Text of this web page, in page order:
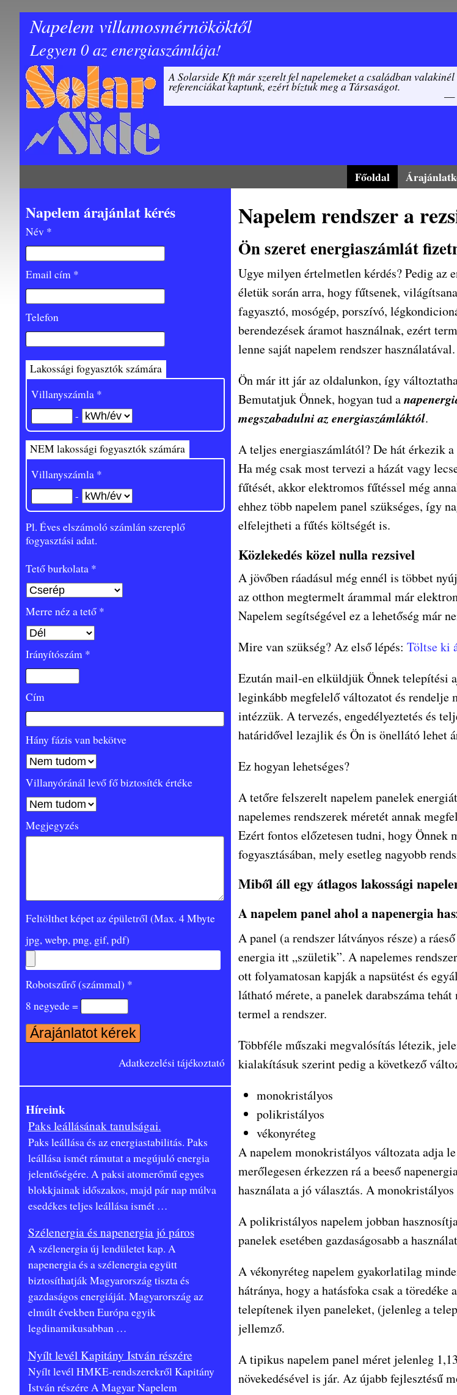
Napelem villamosmérnököktől
Legyen 0 az energiaszámlája!
A Solarside Kft már szerelt fel napelemeket a családban
referenciákat kaptunk, ezért bíztuk meg a Társaságot.
—
Főoldal
Napelem rendszer a
Ön szeret energiaszámlát
Ugye milyen értelmetlen kérdés? Pedig az
életük során arra, hogy fűtsenek,
fagyasztó, mosógép, porszívó,
berendezések áramot használnak, ezért
lenne saját napelem rendszer használatával.
Ön már itt jár az oldalunkon, így
Bemutatjuk Önnek, hogyan tud a
megszabadulni az energiaszámláktól.
A teljes energiaszámlától? De hát érkezik
Ha még csak most tervezi a házát vagy
fűtését, akkor elektromos fűtéssel még
ehhez több napelem panel szükséges, így
elfelejtheti a fűtés költségét is.
Közlekedés közel nulla rezsivel
A jövőben ráadásul még ennél is többet
az otthon megtermelt árammal már
Napelem segítségével ez a lehetőség már
Mire van szükség? Az első lépés:Töltse ki
Ezután mail-en elküldjük Önnek telepítési
leginkább megfelelő változatot és rendelje
intézzük. A tervezés, engedélyeztetés és
határidővel lezajlik és Ön is önellátó lehet
Ez hogyan lehetséges?
A tetőre felszerelt napelem panelek
napelemes rendszerek méretét annak
Ezért fontos előzetesen tudni, hogy Önnek
fogyasztásában, mely esetleg nagyobb
Miből áll egy átlagos lakossági
A napelem panel ahol a napenergia
A panel (a rendszer látványos része) a
energia itt „születik”. A napelemes
ott folyamatosan kapják a napsütést és
látható mérete, a panelek darabszáma
termel a rendszer.
Többféle műszaki megvalósítás létezik,
kialakításuk szerint pedig a következő
monokristályos
polikristályos
vékonyréteg
A napelem monokristályos változata adja
merőlegesen érkezzen rá a beeső
használata a jó választás. A
A polikristályos napelem jobban
panelek esetében gazdaságosabb a
A vékonyréteg napelem gyakorlatilag
hátránya, hogy a hatásfoka csak a
telepítenek ilyen paneleket, (jelenleg a
jellemző.
A tipikus napelem panel méret jelenleg
növekedésével is jár. Az újabb fejlesztésű
Napelem árajánlat kérés
Név *
Email cím *
Telefon
Lakossági fogyasztók számára
Villanyszámla *
-
NEM lakossági fogyasztók számára
Villanyszámla *
-
Pl. Éves elszámoló számlán szereplő
fogyasztási adat.
Tető burkolata *
Merre néz a tető *
Irányítószám *
Cím
Hány fázis van bekötve
Villanyóránál levő fő biztosíték értéke
Megjegyzés
Feltölthet képet az épületről (Max. 4 Mbyte
jpg, webp, png, gif, pdf)
Robotszűrő (számmal) *
8 negyede =
Adatkezelési tájékoztató
Híreink
Paks leállásának tanulságai.
Paks leállása és az energiastabilitás. Paks
leállása ismét rámutat a megújuló energia
jelentőségére. A paksi atomerőmű egyes
blokkjainak időszakos, majd pár nap múlva
esedékes teljes leállása ismét …
Szélenergia és napenergia jó páros
A szélenergia új lendületet kap. A
napenergia és a szélenergia együtt
biztosíthatják Magyarország tiszta és
gazdaságos energiáját. Magyarország az
elmúlt években Európa egyik
legdinamikusabban …
Nyílt levél Kapitány István részére
Nyílt levél HMKE-rendszerekről Kapitány
István részére A Magyar Napelem